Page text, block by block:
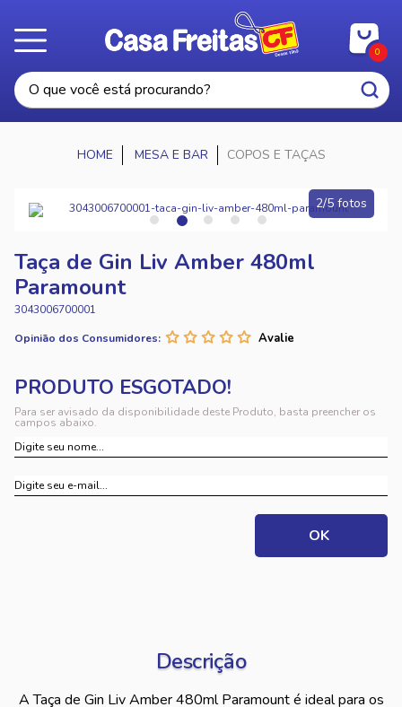
0
MESA E BAR COPOS E TAÇAS
2/5 fotos
Taça de Gin Liv Amber 480ml
Paramount
3043006700001
Opinião dos Consumidores:
Para ser avisado da disponibilidade deste Produto, basta preencher os
campos abaixo.
Descrição
A Taça de Gin Liv Amber 480ml Paramount é ideal para os